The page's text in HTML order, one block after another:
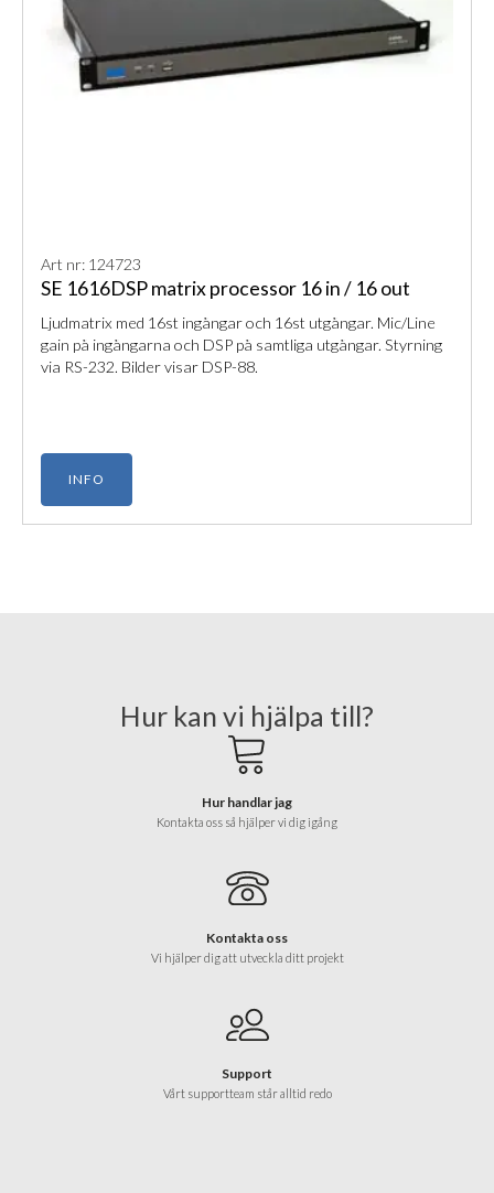
Art nr: 124723
SE 1616DSP matrix processor 16 in / 16 out
Ljudmatrix med 16st ingångar och 16st utgångar. Mic/Line
gain på ingångarna och DSP på samtliga utgångar. Styrning
via RS-232. Bilder visar DSP-88.
INFO
Hur kan vi hjälpa till?
Hur handlar jag
Kontakta oss så hjälper vi dig igång
Kontakta oss
Vi hjälper dig att utveckla ditt projekt
Support
Vårt supportteam står alltid redo